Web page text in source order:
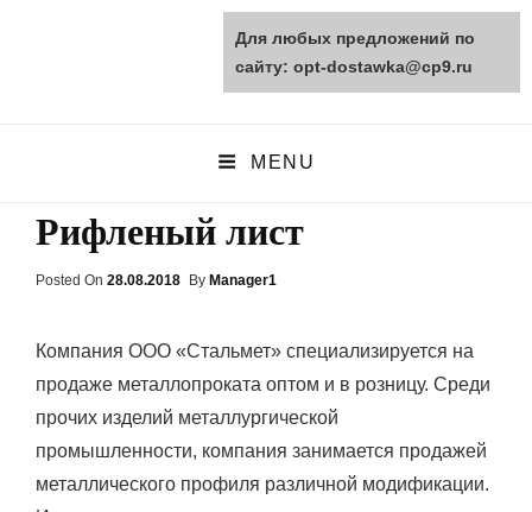
opt-dostawka.ru
MENU
Рифленый лист
Posted On Posted
28.08.2018 By Manager1
Компания ООО «Стальмет» специализируется на
продаже металлопроката оптом и в розницу. Среди
прочих изделий металлургической
промышленности, компания занимается продажей
металлического профиля различной модификации.
Для любых предложений по
сайту: opt-dostawka@cp9.ru